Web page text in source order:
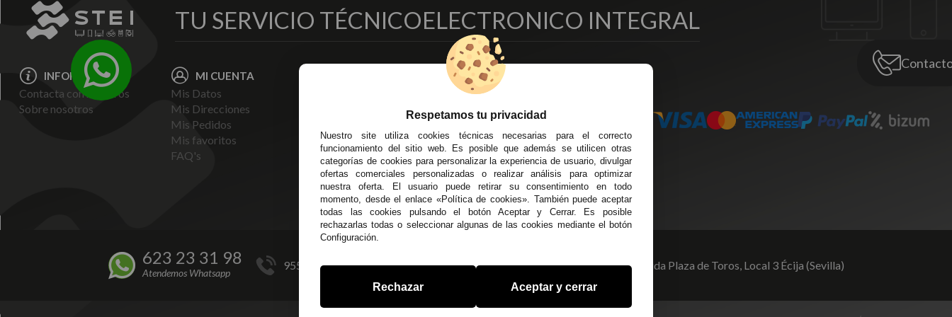
TU SERVICIO TÉCNICOELECTRONICO INTEGRAL
INFORMACIÓN
Contacta con nosotros
Sobre nosotros
MI CUENTA
Mis Datos
Mis Direcciones
Mis Pedidos
Mis favoritos
FAQ's
Entregas y Devoluciones
Pago Seguro
Terminos y
Condiciones Generales
Políticas de Cookies
DELEGACIONES
Écija - Sevilla
Av. Plaza de Toros. Local 3
Córdoba
C/ Ingeniero Iribarren, 14
Alzira - Valencia
C/ Esplugues, 135
623 23 31 98
Atendemos Whatsapp
955 44 45 43/955 44 45 44 info@steielectronica.com Avenida Plaza de Toros, Local 3 Écija (Sevilla)
Respetamos tu privacidad
Nuestro site utiliza cookies técnicas necesarias para el correcto
funcionamiento del sitio web. Es posible que además se utilicen otras
categorías de cookies para personalizar la experiencia de usuario, divulgar
ofertas comerciales personalizadas o realizar análisis para optimizar
nuestra oferta. El usuario puede retirar su consentimiento en todo
momento, desde el enlace «Política de cookies». También puede aceptar
todas las cookies pulsando el botón Aceptar y Cerrar. Es posible
rechazarlas todas o seleccionar algunas de las cookies mediante el botón
Configuración.
Rechazar Aceptar y cerrar